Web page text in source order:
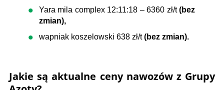
Yara mila complex 12:11:18 – 6360 zł/t(bez
zmian),
wapniak koszelowski 638 zł/t(bez zmian).
Jakie są aktualne ceny nawozów z Grupy